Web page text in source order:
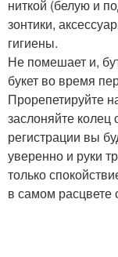
ниткой (белую и
зонтики,
гигиены.
Не помешает и,
букет во время
Прорепетируйте
заслоняйте
регистрации вы
уверенно и руки
только
в самом расцвете